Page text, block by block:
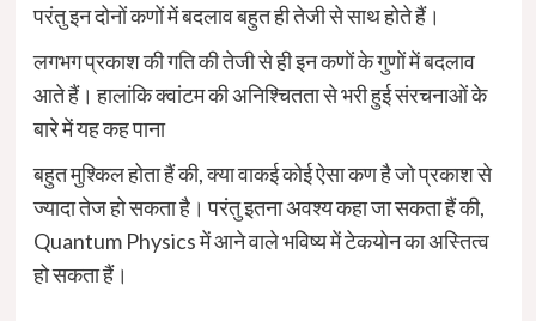
परंतु इन दोनों कणों में बदलाव बहुत ही तेजी से साथ होते हैं।
लगभग प्रकाश की गति की तेजी से ही इन कणों के गुणों में बदलाव
आते हैं। हालांकि क्वांटम की अनिश्चितता से भरी हुई संरचनाओं के
बारे में यह कह पाना
बहुत मुश्किल होता हैं की, क्या वाकई कोई ऐसा कण है जो प्रकाश से
ज्यादा तेज हो सकता है। परंतु इतना अवश्य कहा जा सकता हैं की,
Quantum Physics में आने वाले भविष्य में टेकयोन का अस्तित्व
हो सकता हैं।